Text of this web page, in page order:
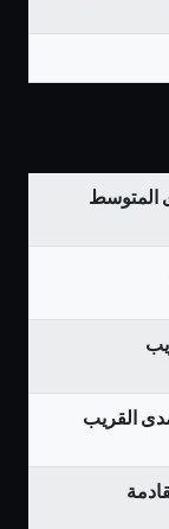
المتوسط
القريب